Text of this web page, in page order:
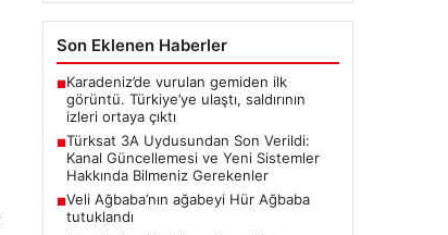
Son Eklenen Haberler
■Karadeniz’de vurulan gemiden ilk
görüntü. Türkiye’ye ulaştı, saldırının
izleri ortaya çıktı
■Türksat 3A Uydusundan Son Verildi:
Kanal Güncellemesi ve Yeni Sistemler
Hakkında Bilmeniz Gerekenler
■Veli Ağbaba’nın ağabeyi Hür Ağbaba
tutuklandı